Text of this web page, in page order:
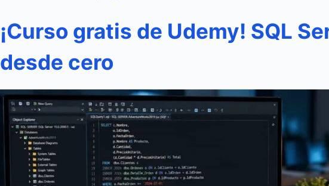
¡Curso gratis de Udemy! SQL
desde cero